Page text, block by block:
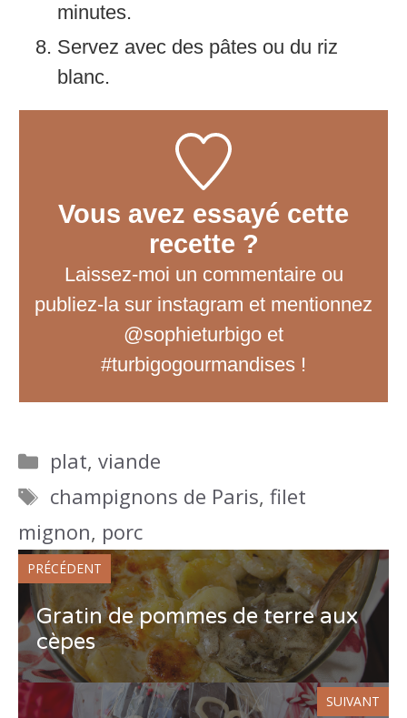
minutes.
Servez avec des pâtes ou du riz
blanc.
Vous avez essayé cette
recette ?
Laissez-moi un commentaireou
publiez-la sur instagram et mentionnez
@sophieturbigo et
#turbigogourmandises !
Catégories
plat,viande
Étiquettes
champignons de Paris,filet
mignon, porc
PRÉCÉDENT
Gratin de pommes de terre aux
cèpes
SUIVANT